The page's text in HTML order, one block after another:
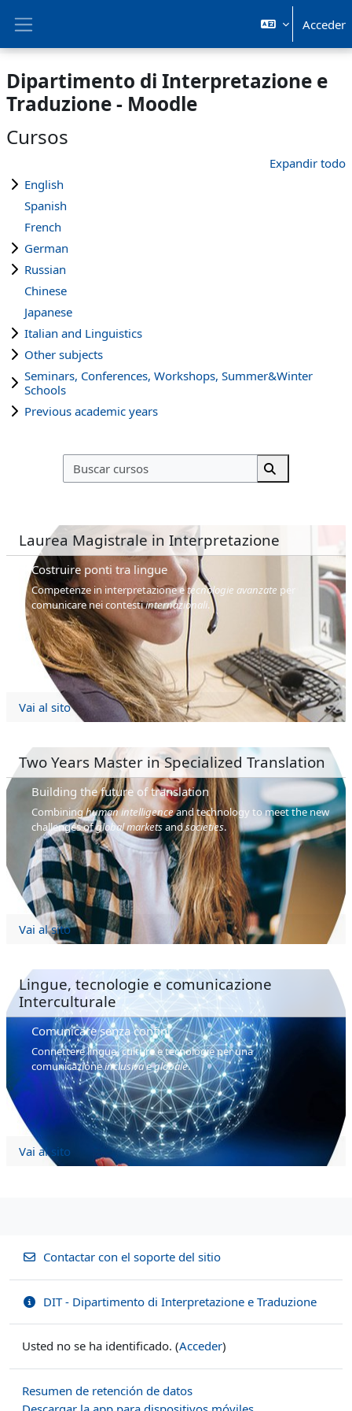
Acceder
Dipartimento di Interpretazione e
Traduzione - Moodle
Cursos
Expandir todo
English
Spanish
French
German
Russian
Chinese
Japanese
Italian and Linguistics
Other subjects
Seminars, Conferences, Workshops, Summer&Winter
Schools
Previous academic years
Buscar cursos
Buscar cursos
Laurea Magistrale in Interpretazione
Costruire ponti tra lingue
Competenze in interpretazione etecnologie avanzate per
comunicare nei contestiinternazionali.
Vai al sito
Two Years Master in Specialized Translation
Building the future of translation
Combininghuman intelligenceand technology to meet the new
challenges ofglobal marketsandsocieties.
Vai al sito
Lingue, tecnologie e comunicazione
Interculturale
Comunicare senza confini
Connettere lingue, culture e tecnologie per una
comunicazioneinclusivaeglobale.
Vai al sito
Contactar con el soporte del sitio
DIT - Dipartimento di Interpretazione e Traduzione
Usted no se ha identificado. (Acceder)
Resumen de retención de datos